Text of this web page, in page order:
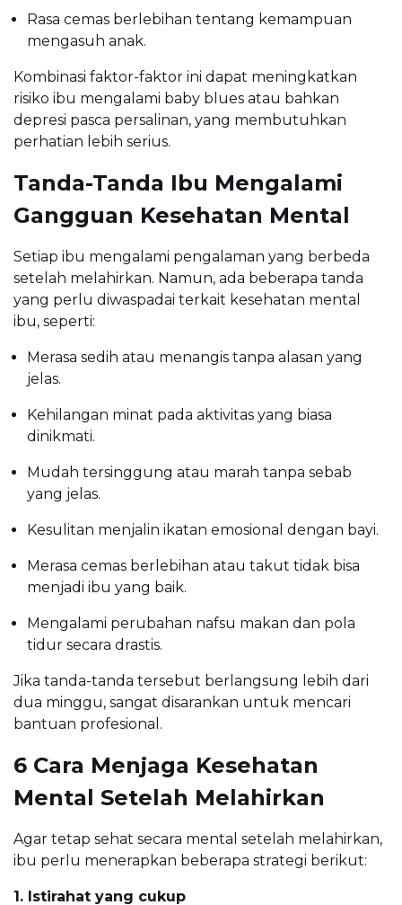
Rasa cemas berlebihan tentang kemampuan
mengasuh anak.
Kombinasi faktor-faktor ini dapat meningkatkan
risiko ibu mengalami baby blues atau bahkan
depresi pasca persalinan, yang membutuhkan
perhatian lebih serius.
Tanda-Tanda Ibu Mengalami
Gangguan Kesehatan Mental
Setiap ibu mengalami pengalaman yang berbeda
setelah melahirkan. Namun, ada beberapa tanda
yang perlu diwaspadai terkait kesehatan mental
ibu, seperti:
Merasa sedih atau menangis tanpa alasan yang
jelas.
Kehilangan minat pada aktivitas yang biasa
dinikmati.
Mudah tersinggung atau marah tanpa sebab
yang jelas.
Kesulitan menjalin ikatan emosional dengan bayi.
Merasa cemas berlebihan atau takut tidak bisa
menjadi ibu yang baik.
Mengalami perubahan nafsu makan dan pola
tidur secara drastis.
Jika tanda-tanda tersebut berlangsung lebih dari
dua minggu, sangat disarankan untuk mencari
bantuan profesional.
6 Cara Menjaga Kesehatan
Mental Setelah Melahirkan
Agar tetap sehat secara mental setelah melahirkan,
ibu perlu menerapkan beberapa strategi berikut:
1. Istirahat yang cukup